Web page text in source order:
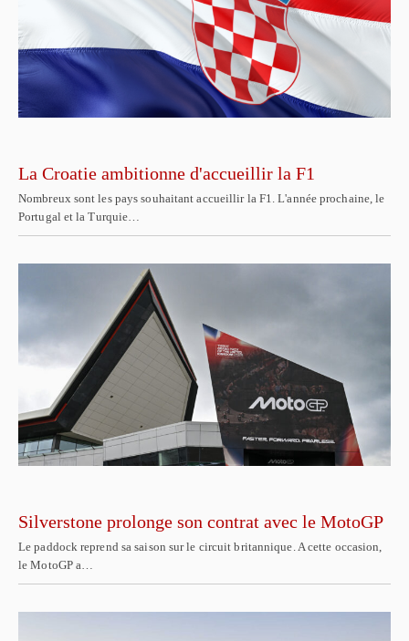
La Croatie ambitionne d'accueillir la F1
Nombreux sont les pays souhaitant accueillir la F1. L'année prochaine, le
Portugal et la Turquie…
Silverstone prolonge son contrat avec le MotoGP
Le paddock reprend sa saison sur le circuit britannique. A cette occasion,
le MotoGP a…